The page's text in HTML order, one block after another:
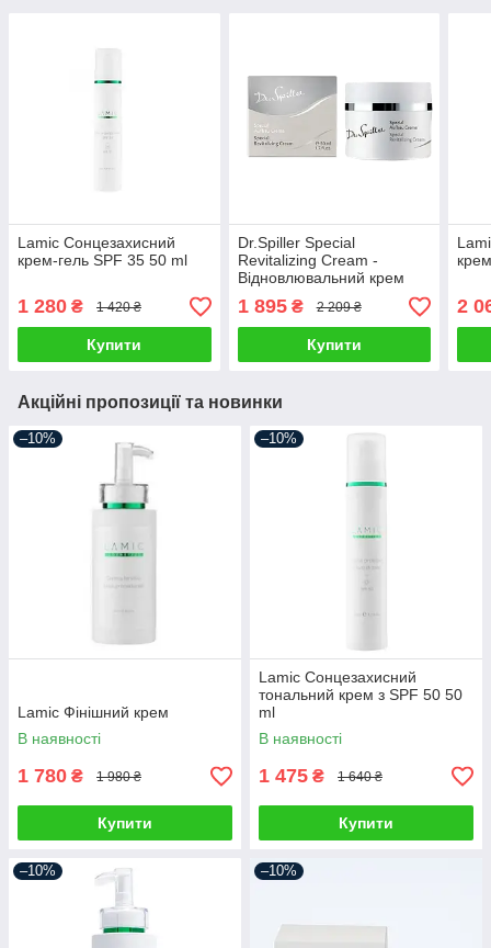
Lamic Сонцезахисний
крем-гель SPF 35 50 ml
1 280 ₴ 1 420 ₴
Купити
Dr.Spiller Special
Revitalizing Cream -
Відновлювальний крем
для чутливої шкіри, 50 мл
1 895₴ 2 209 ₴
Купити
2
Акційні пропозиції та новинки
–10%
Lamic Фінішний крем
В наявності
1 780 ₴ 1 980 ₴
Купити
–10%
Lamic Сонцезахисний
тональний крем з SPF 50 50
ml
В наявності
1 475 ₴ 1 640 ₴
Купити
–10% –10%